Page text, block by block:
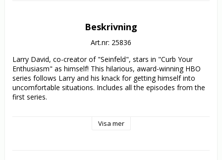
Beskrivning
Art.nr: 25836
Larry David, co-creator of "Seinfeld", stars in "Curb Your
Enthusiasm" as himself! This hilarious, award-winning HBO
series follows Larry and his knack for getting himself into
uncomfortable situations. Includes all the episodes from the
first series.
Visa mer